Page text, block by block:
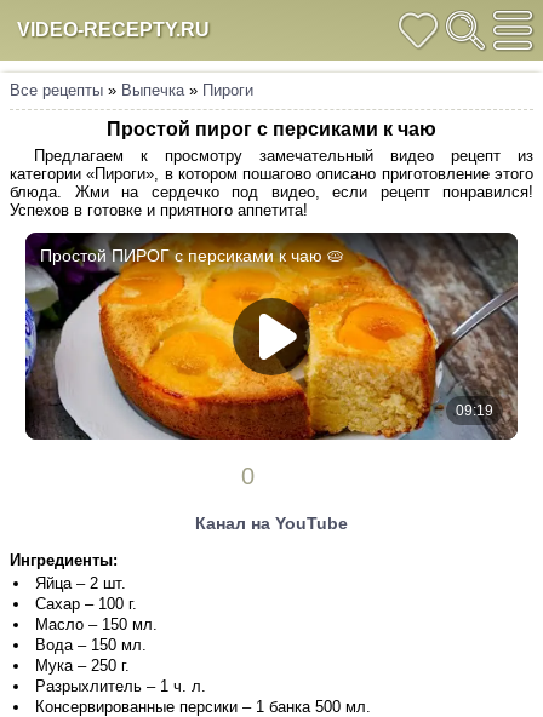
VIDEO-RECEPTY.RU
Все рецепты » Выпечка» Пироги
Простой пирог с персиками к чаю
Предлагаем к просмотру замечательный видео рецепт из
категории «Пироги», в котором пошагово описано приготовление этого
блюда. Жми на сердечко под видео, если рецепт понравился!
Успехов в готовке и приятного аппетита!
0
Канал на YouTube
Ингредиенты:
Яйца – 2 шт.
Сахар – 100 г.
Масло – 150 мл.
Вода – 150 мл.
Мука – 250 г.
Разрыхлитель – 1 ч. л.
Консервированные персики – 1 банка 500 мл.